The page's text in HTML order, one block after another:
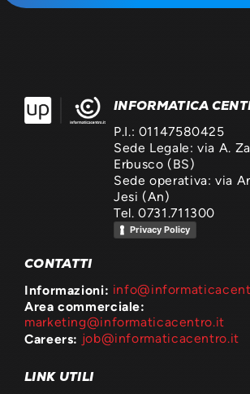
INFORMATICA
P.I.: 01147580425
Sede Legale: via A.
Erbusco (BS)
Sede operativa: via
Jesi (An)
Tel. 0731.711300
Privacy Policy
CONTATTI
Informazioni:
Area commerciale:
marketing@informaticacentro.it
Careers: job@informaticacentro.it
LINK UTILI